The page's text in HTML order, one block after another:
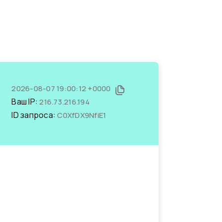
2026-08-07 19:00:12 +0000
Ваш IP:216.73.216.194
ID запроса:C0XfDX9NfiE1